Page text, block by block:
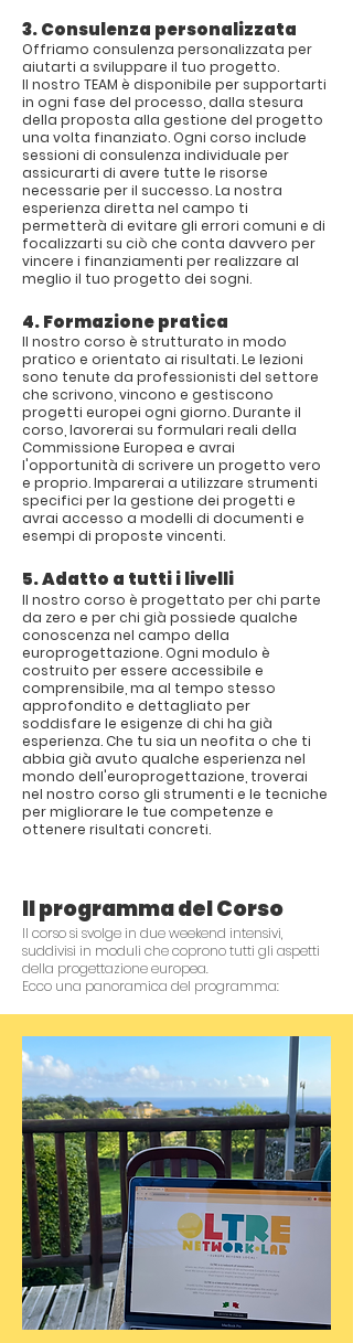
3. Consulenza personalizzata
Offriamo consulenza personalizzata per
aiutarti a sviluppare il tuo progetto.
Il nostro TEAM è disponibile per supportarti
in ogni fase del processo, dalla stesura
della proposta alla gestione del progetto
una volta finanziato. Ogni corso include
sessioni di consulenza individuale per
assicurarti di avere tutte le risorse
necessarie per il successo. La nostra
esperienza diretta nel campo ti
permetterà di evitare gli errori comuni e di
focalizzarti su ciò che conta davvero per
vincere i finanziamenti per realizzare al
meglio il tuo progetto dei sogni.
4. Formazione pratica
Il nostro corso è strutturato in modo
pratico e orientato ai risultati. Le lezioni
sono tenute da professionisti del settore
che scrivono, vincono e gestiscono
progetti europei ogni giorno. Durante il
corso, lavorerai su formulari reali della
Commissione Europea e avrai
l'opportunità di scrivere un progetto vero
e proprio. Imparerai a utilizzare strumenti
specifici per la gestione dei progetti e
avrai accesso a modelli di documenti e
esempi di proposte vincenti.
5. Adatto a tutti i livelli
Il nostro corso è progettato per chi parte
da zero e per chi già possiede qualche
conoscenza nel campo della
europrogettazione. Ogni modulo è
costruito per essere accessibile e
comprensibile, ma al tempo stesso
approfondito e dettagliato per
soddisfare le esigenze di chi ha già
esperienza. Che tu sia un neofita o che ti
abbia già avuto qualche esperienza nel
mondo dell'europrogettazione, troverai
nel nostro corso gli strumenti e le tecniche
per migliorare le tue competenze e
ottenere risultati concreti.
Il programma del Corso
Il corso si svolge in due weekend intensivi,
suddivisi in moduli che coprono tutti gli aspetti
della progettazione europea.
Ecco una panoramica del programma: